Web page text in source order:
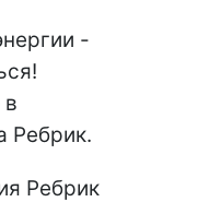
-
в
Ребрик.
Ребрик